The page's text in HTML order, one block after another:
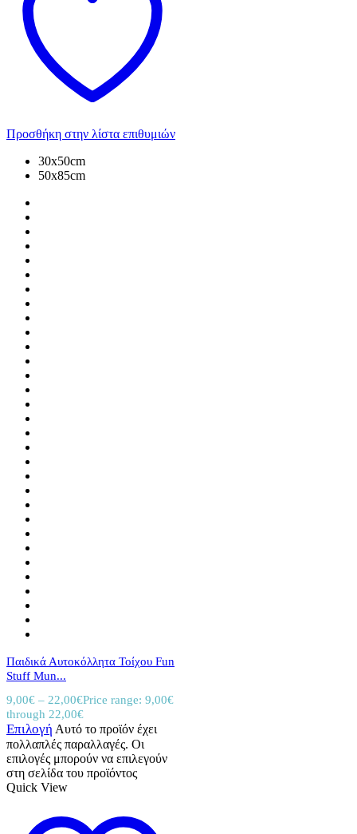
Προσθήκη στην λίστα επιθυμιών
30x50cm
50x85cm
Παιδικά Αυτοκόλλητα Τοίχου Fun
Stuff Mun...
9,00€ – 22,00€Price range: 9,00€
through 22,00€
Επιλογή Αυτό το προϊόν έχει
πολλαπλές παραλλαγές. Οι
επιλογές μπορούν να επιλεγούν
στη σελίδα του προϊόντος
Quick View